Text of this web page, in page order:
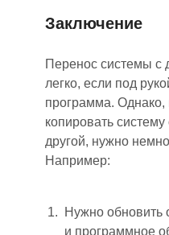
Заключение
Перенос системы с
легко, если под
программа. Однако,
копировать
другой, нужно
Например:
Нужно обновить
и программное